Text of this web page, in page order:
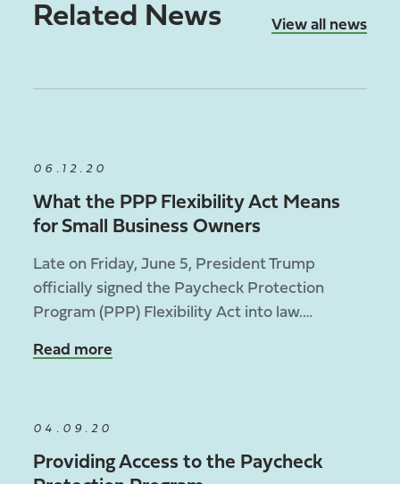
Related News View all news
06.12.20
What the PPP Flexibility Act Means
for Small Business Owners
Late on Friday, June 5, President Trump
officially signed the Paycheck Protection
Program (PPP) Flexibility Act into law.…
Read more
04.09.20
Providing Access to the Paycheck